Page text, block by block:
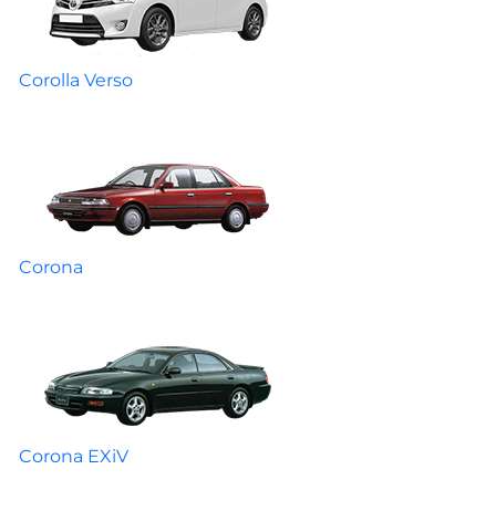
Corolla Verso
Corona
Corona EXiV